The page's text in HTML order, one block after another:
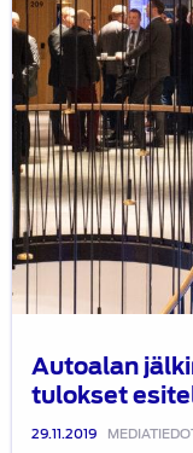
Autoalan
tulokset
29.11.2019